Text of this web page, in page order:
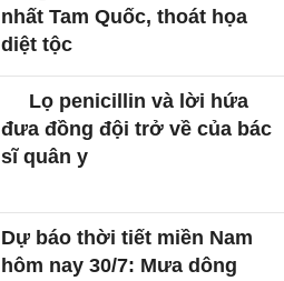
nhất Tam Quốc, thoát họa
diệt tộc
Lọ penicillin và lời hứa
đưa đồng đội trở về của bác
sĩ quân y
Dự báo thời tiết miền Nam
hôm nay 30/7: Mưa dông